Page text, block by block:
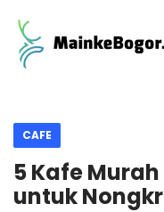
CAFE
5 Kafe
untuk